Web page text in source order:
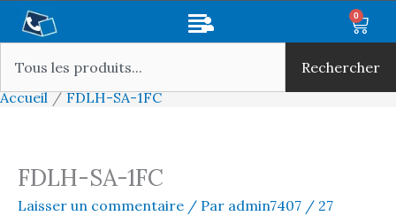
Aller
contenu
Main
0
Rechercher
Accueil
FDLH-SA-1FC
FDLH-SA-1FC
Laisser un commentaire / Par admin7407 / 27